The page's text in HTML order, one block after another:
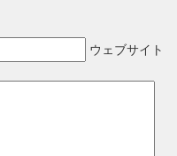
ウェブサイト